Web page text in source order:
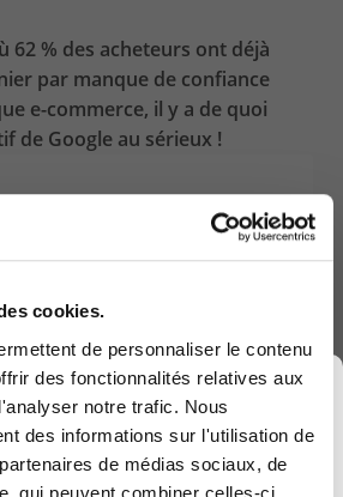
cookies.
de personnaliser le contenu
des fonctionnalités relatives aux
notre trafic. Nous
des informations sur l'utilisation de
de médias sociaux, de
qui peuvent combiner celles-ci
62 % des acheteurs ont déjà
par manque de confiance
e-commerce, il y a de quoi
de Google au sérieux !
et anticiper celui de demain
groupe NRB devient KEYES